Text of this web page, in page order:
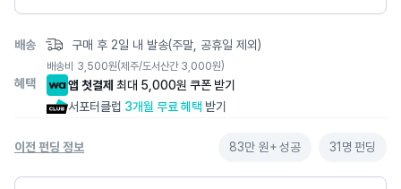
배송 구매 후 2일 내 발송(주말, 공휴일 제외)
배송비 3,500원(제주/도서산간 3,000원)
혜택 앱 첫결제 최대 5,000원 쿠폰 받기
서포터클럽 3개월 무료 혜택 받기
이전 펀딩 정보 83만 원+성공 31명 펀딩